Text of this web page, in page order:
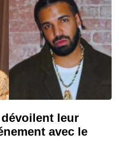
leur
avec le